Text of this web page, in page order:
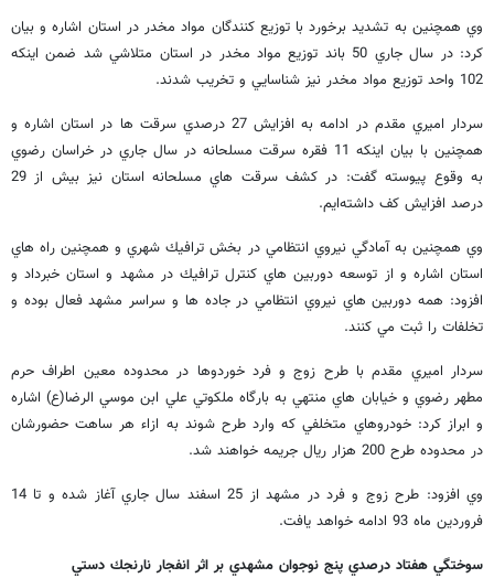
وي همچنين به تشديد برخورد با توزيع كنندگان مواد مخدر در استان اشاره و بيان
كرد: در سال جاري 50 باند توزيع مواد مخدر در استان متلاشي شد ضمن اينكه
102 واحد توزيع مواد مخدر نيز شناسايي و تخريب شدند.
سردار اميري مقدم در ادامه به افزايش 27 درصدي سرقت ها در استان اشاره و
همچنين با بيان اينكه 11 فقره سرقت مسلحانه در سال جاري در خراسان رضوي
به وقوع پيوسته گفت: در كشف سرقت هاي مسلحانه استان نيز بيش از 29
درصد افزايش كف داشته‌ايم.
وي همچنين به آمادگي نيروي انتظامي در بخش ترافيك شهري و همچنين راه هاي
استان اشاره و از توسعه دوربين هاي كنترل ترافيك در مشهد و استان خبرداد و
افزود: همه دوربين هاي نيروي انتظامي در جاده ها و سراسر مشهد فعال بوده و
تخلفات را ثبت مي كنند.
سردار اميري مقدم با طرح زوج و فرد خوردوها در محدوده معين اطراف حرم
مطهر رضوي و خيابان هاي منتهي به بارگاه ملكوتي علي ابن موسي الرضا(ع) اشاره
و ابراز كرد: خودروهاي متخلفي كه وارد طرح شوند به ازاء هر ساهت حضورشان
در محدوده طرح 200 هزار ريال جريمه خواهند شد.
وي افزود: طرح زوج و فرد در مشهد از 25 اسفند سال جاري آغاز شده و تا 14
فروردين ماه 93 ادامه خواهد يافت.
سوختگي هفتاد درصدي پنج نوجوان مشهدي بر اثر انفجار نارنجك دستي